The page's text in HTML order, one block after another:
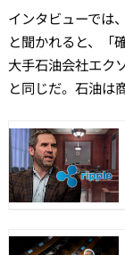
インタビューでは
と聞かれると、「
大手石油会社エク
と同じだ。石油は